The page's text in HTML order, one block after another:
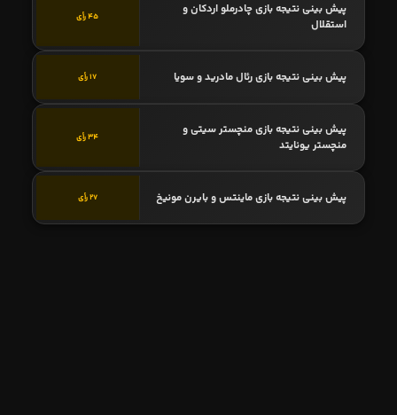
پیش بینی نتیجه بازی چادرملو اردکان و
استقلال
45 رأی
پیش بینی نتیجه بازی رئال مادرید و سویا 17 رأی
پیش بینی نتیجه بازی منچستر سیتی و
منچستر یونایتد
34 رأی
پیش بینی نتیجه بازی ماینتس و بایرن مونیخ 27 رأی